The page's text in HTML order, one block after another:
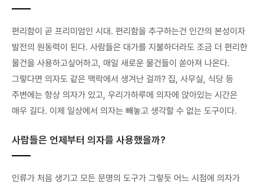
편리함이 곧 프리미엄인 시대. 편리함을 추구하는건 인간의 본성이자
발전의 원동력이 된다. 사람들은 대가를 지불하더라도 조금 더 편리한
물건을 사용하고싶어하고, 매일 새로운 물건들이 쏟아져 나온다.
그렇다면 의자도 같은 맥락에서 생겨난 걸까? 집, 사무실, 식당 등
주변에는 항상 의자가 있고, 우리가하루에 의자에 앉아있는 시간은
매우 길다. 이제 일상에서 의자는 빼놓고 생각할 수 없는 도구이다.
사람들은 언제부터 의자를 사용했을까?
인류가 처음 생기고 모든 문명의 도구가 그렇듯 어느 시점에 의자가